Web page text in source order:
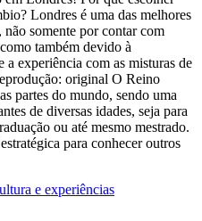
Londres é uma das melhores
não somente por contar com
também devido à
experiência com as misturas de
original O Reino
partes do mundo, sendo uma
de diversas idades, seja para
ou até mesmo mestrado.
para conhecer outros